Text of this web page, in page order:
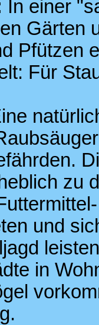
In einer
Gärten
Pfützen
Für
zu
und
in